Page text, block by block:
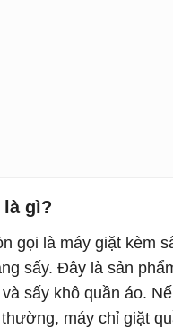
là gì?
gọi là máy giặt kèm
sấy. Đây là sản
sấy khô quần áo.
máy chỉ giặt